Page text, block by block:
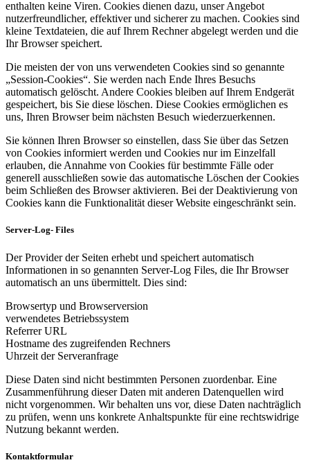
enthalten keine Viren. Cookies dienen dazu, unser Angebot
nutzerfreundlicher, effektiver und sicherer zu machen. Cookies sind
kleine Textdateien, die auf Ihrem Rechner abgelegt werden und die
Ihr Browser speichert.
Die meisten der von uns verwendeten Cookies sind so genannte
„Session-Cookies“. Sie werden nach Ende Ihres Besuchs
automatisch gelöscht. Andere Cookies bleiben auf Ihrem Endgerät
gespeichert, bis Sie diese löschen. Diese Cookies ermöglichen es
uns, Ihren Browser beim nächsten Besuch wiederzuerkennen.
Sie können Ihren Browser so einstellen, dass Sie über das Setzen
von Cookies informiert werden und Cookies nur im Einzelfall
erlauben, die Annahme von Cookies für bestimmte Fälle oder
generell ausschließen sowie das automatische Löschen der Cookies
beim Schließen des Browser aktivieren. Bei der Deaktivierung von
Cookies kann die Funktionalität dieser Website eingeschränkt sein.
Server-Log- Files
Der Provider der Seiten erhebt und speichert automatisch
Informationen in so genannten Server-Log Files, die Ihr Browser
automatisch an uns übermittelt. Dies sind:
Browsertyp und Browserversion
verwendetes Betriebssystem
Referrer URL
Hostname des zugreifenden Rechners
Uhrzeit der Serveranfrage
Diese Daten sind nicht bestimmten Personen zuordenbar. Eine
Zusammenführung dieser Daten mit anderen Datenquellen wird
nicht vorgenommen. Wir behalten uns vor, diese Daten nachträglich
zu prüfen, wenn uns konkrete Anhaltspunkte für eine rechtswidrige
Nutzung bekannt werden.
Kontaktformular